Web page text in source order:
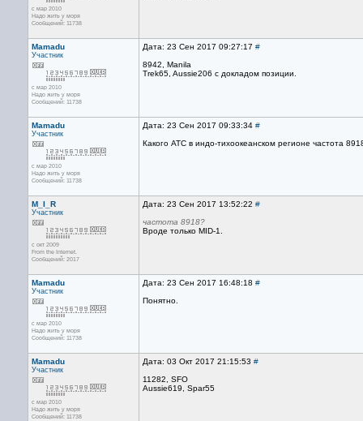
с мар 2010
Надо жить у моря
Сообщений: 11738
Mamadu
Участник
с мар 2010
Надо жить у моря
Сообщений: 11738
Дата: 23 Сен 2017 09:27:17 #
8942, Manila
Trek65, Aussie206 с докладом позиции.
Mamadu
Участник
с мар 2010
Надо жить у моря
Сообщений: 11738
Дата: 23 Сен 2017 09:33:34 #
Какого АТС в индо-тихоокеанском регионе частота
M_I_R
Участник
с окт 2009
From the Internet.
Сообщений: 2017
Дата: 23 Сен 2017 13:52:22 #
частота 8918?
Вроде только MID-1.
Mamadu
Участник
с мар 2010
Надо жить у моря
Сообщений: 11738
Дата: 23 Сен 2017 16:48:18 #
Понятно.
Mamadu
Участник
с мар 2010
Надо жить у моря
Сообщений: 11738
Дата: 03 Окт 2017 21:15:53 #
11282, SFO
Aussie619, Spar55